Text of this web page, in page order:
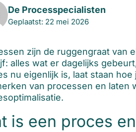
De Processpecialisten
Geplaatst: 22 mei 2026
zijn de ruggengraat van
alles wat er dagelijks
nu eigenlijk is, laat staan
van processen en laten
is een proces